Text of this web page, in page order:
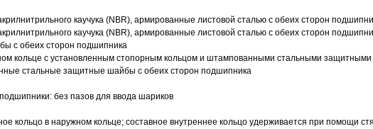
каучука (NBR), армированные листовой сталью с обеих сторон
каучука (NBR), армированные листовой сталью с обеих сторон
с обеих сторон подшипника
кольце с установленным стопорным кольцом и штампованными стальными
стальные защитные шайбы с обеих сторон подшипника
без пазов для ввода шариков
кольцо в наружном кольце; составное внутреннее кольцо удерживается при помощи